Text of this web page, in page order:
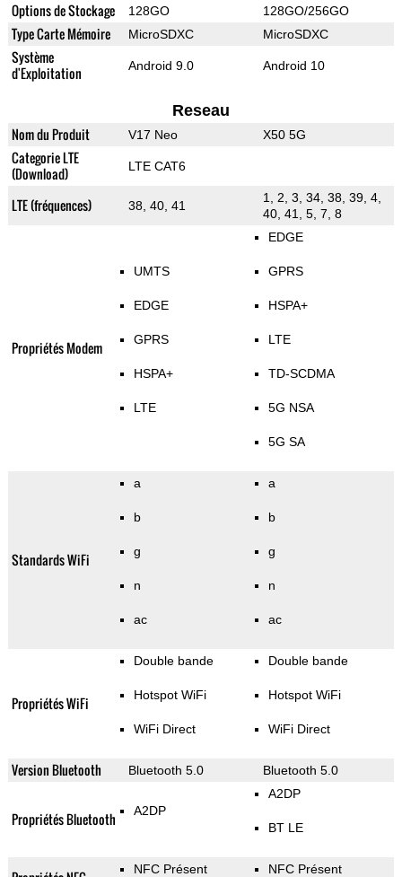
Options de Stockage 128GO 128GO/256GO
Type Carte Mémoire MicroSDXC MicroSDXC
Système
d'Exploitation
Android 9.0 Android 10
Reseau
Nom du Produit V17 Neo X50 5G
Categorie LTE
(Download)
LTE CAT6
LTE (fréquences) 38, 40, 41
1, 2, 3, 34, 38, 39, 4,
40, 41, 5, 7, 8
Propriétés Modem
UMTS
EDGE
GPRS
HSPA+
LTE
EDGE
GPRS
HSPA+
LTE
TD-SCDMA
5G NSA
5G SA
Standards WiFi
a
b
g
n
ac
a
b
g
n
ac
Propriétés WiFi
Double bande
Hotspot WiFi
WiFi Direct
Double bande
Hotspot WiFi
WiFi Direct
Version Bluetooth Bluetooth 5.0 Bluetooth 5.0
Propriétés Bluetooth A2DP
A2DP
BT LE
NFC Présent NFC Présent